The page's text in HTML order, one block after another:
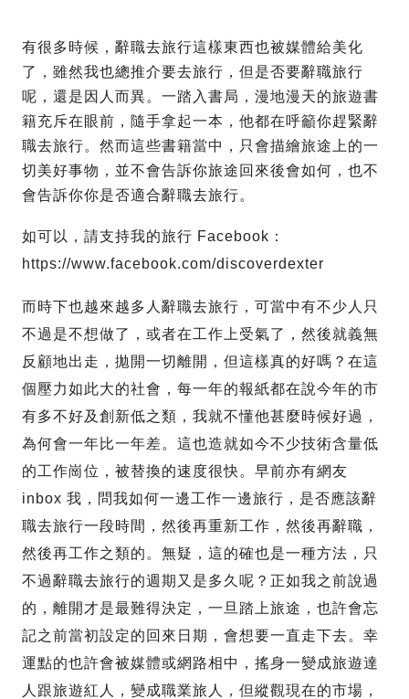
有很多時候，辭職去旅行這樣東西也被媒體給美化
了，雖然我也總推介要去旅行，但是否要辭職旅行
呢，還是因人而異。一踏入書局，漫地漫天的旅遊書
籍充斥在眼前，隨手拿起一本，他都在呼籲你趕緊辭
職去旅行。然而這些書籍當中，只會描繪旅途上的一
切美好事物，並不會告訴你旅途回來後會如何，也不
會告訴你你是否適合辭職去旅行。
如可以，請支持我的旅行 Facebook：
https://www.facebook.com/discoverdexter
而時下也越來越多人辭職去旅行，可當中有不少人只
不過是不想做了，或者在工作上受氣了，然後就義無
反顧地出走，拋開一切離開，但這樣真的好嗎？在這
個壓力如此大的社會，每一年的報紙都在說今年的市
有多不好及創新低之類，我就不懂他甚麼時候好過，
為何會一年比一年差。這也造就如今不少技術含量低
的工作崗位，被替換的速度很快。早前亦有網友
inbox 我，問我如何一邊工作一邊旅行，是否應該辭
職去旅行一段時間，然後再重新工作，然後再辭職，
然後再工作之類的。無疑，這的確也是一種方法，只
不過辭職去旅行的週期又是多久呢？正如我之前說過
的，離開才是最難得決定，一旦踏上旅途，也許會忘
記之前當初設定的回來日期，會想要一直走下去。幸
運點的也許會被媒體或網路相中，搖身一變成旅遊達
人跟旅遊紅人，變成職業旅人，但縱觀現在的市場，